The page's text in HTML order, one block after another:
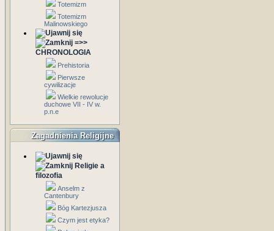
Totemizm
Totemizm
Malinowskiego
=>>
CHRONOLOGIA
Prehistoria
Pierwsze
cywilizacje
Wielkie rewolucje
duchowe VII - IV w.
p.n.e
Zagadnienia Religijne
Religie a
filozofia
Anselm z
Cantenbury
Bóg Kartezjusza
Czym jest etyka?